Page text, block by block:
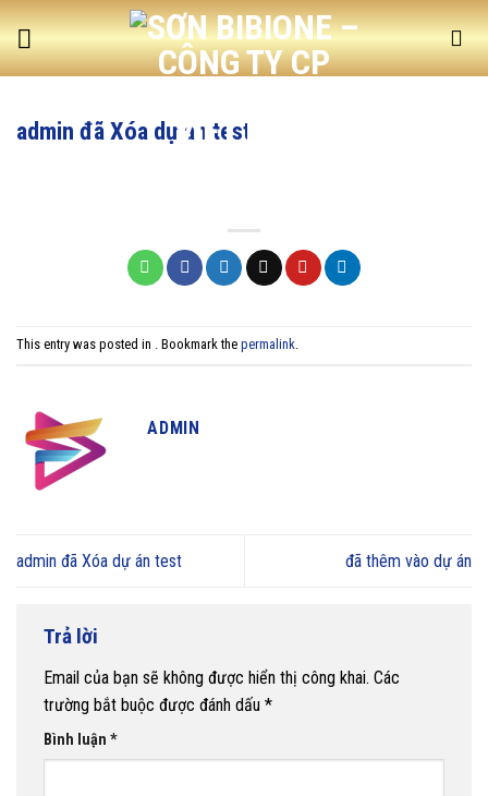
Skip
content
admin đã Xóa dự án test
This entry was posted in . Bookmark the permalink.
ADMIN
admin đã Xóa dự án test đã thêm vào dự án
Trả lời
Email của bạn sẽ không được hiển thị công khai. Các
trường bắt buộc được đánh dấu *
Bình luận *